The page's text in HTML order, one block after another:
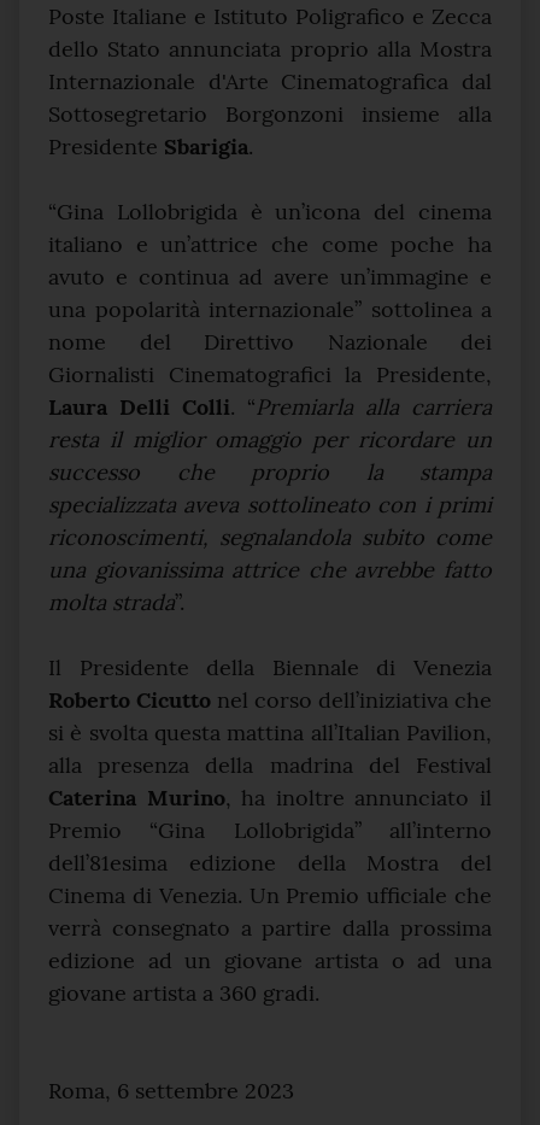
Poste Italiane e Istituto Poligrafico e Zecca
dello Stato annunciata proprio alla Mostra
Internazionale d'Arte Cinematografica dal
Sottosegretario Borgonzoni insieme alla
Presidente Sbarigia.
“Gina Lollobrigida è un’icona del cinema
italiano e un’attrice che come poche ha
avuto e continua ad avere un’immagine e
una popolarità internazionale” sottolinea a
nome del Direttivo Nazionale dei
Giornalisti Cinematografici la Presidente,
Laura Delli Colli. “Premiarla alla carriera
resta il miglior omaggio per ricordare un
successo che proprio la stampa
specializzata aveva sottolineato con i primi
riconoscimenti, segnalandola subito come
una giovanissima attrice che avrebbe fatto
molta strada”.
Il Presidente della Biennale di Venezia
Roberto Cicutto nel corso dell’iniziativa che
si è svolta questa mattina all’Italian Pavilion,
alla presenza della madrina del Festival
Caterina Murino, ha inoltre annunciato il
Premio “Gina Lollobrigida” all’interno
dell’81esima edizione della Mostra del
Cinema di Venezia. Un Premio ufficiale che
verrà consegnato a partire dalla prossima
edizione ad un giovane artista o ad una
giovane artista a 360 gradi.
Roma, 6 settembre 2023